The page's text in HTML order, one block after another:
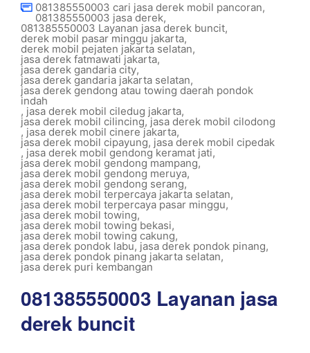
081385550003 cari jasa derek mobil pancoran,
081385550003 jasa derek,
081385550003 Layanan jasa derek buncit,
derek mobil pasar minggu jakarta,
derek mobil pejaten jakarta selatan,
jasa derek fatmawati jakarta,
jasa derek gandaria city,
jasa derek gandaria jakarta selatan,
jasa derek gendong atau towing daerah pondok
indah
, jasa derek mobil ciledug jakarta,
jasa derek mobil cilincing,jasa derek mobil cilodong
, jasa derek mobil cinere jakarta,
jasa derek mobil cipayung, jasa derek mobil cipedak
, jasa derek mobil gendong keramat jati,
jasa derek mobil gendong mampang,
jasa derek mobil gendong meruya,
jasa derek mobil gendong serang,
jasa derek mobil terpercaya jakarta selatan,
jasa derek mobil terpercaya pasar minggu,
jasa derek mobil towing,
jasa derek mobil towing bekasi,
jasa derek mobil towing cakung,
jasa derek pondok labu, jasa derek pondok pinang,
jasa derek pondok pinang jakarta selatan,
jasa derek puri kembangan
081385550003 Layanan jasa
derek buncit